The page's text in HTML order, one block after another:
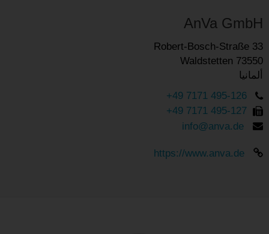
AnVa GmbH
Robert-Bosch-Straße 33
73550 Waldstetten
ألمانيا
+49 7171 495-126
+49 7171 495-127
info@anva.de
https://www.anva.de